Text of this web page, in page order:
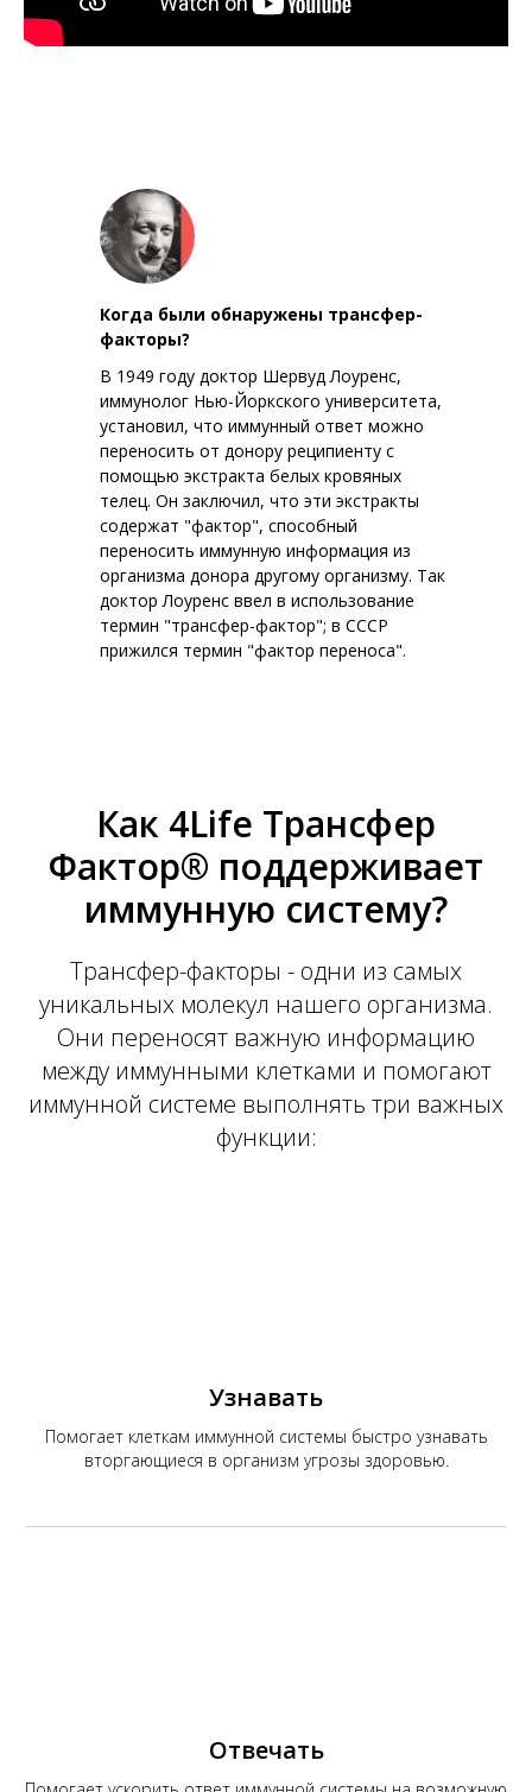
Когда были обнаружены трансфер-
факторы?
В 1949 году доктор Шервуд Лоуренс,
иммунолог Нью-Йоркского университета,
установил, что иммунный ответ можно
переносить от донору реципиенту с
помощью экстракта белых кровяных
телец. Он заключил, что эти экстракты
содержат "фактор", способный
переносить иммунную информация из
организма донора другому организму. Так
доктор Лоуренс ввел в использование
термин "трансфер-фактор"; в СССР
прижился термин "фактор переноса".
Как 4Life Трансфер
Фактор® поддерживает
иммунную систему?
Трансфер-факторы - одни из самых
уникальных молекул нашего организма.
Они переносят важную информацию
между иммунными клетками и помогают
иммунной системе выполнять три важных
функции:
Узнавать
Помогает клеткам иммунной системы быстро узнавать
вторгающиеся в организм угрозы здоровью.
Отвечать